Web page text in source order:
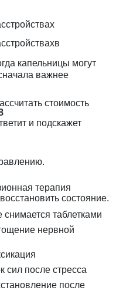
капельницы могут
важнее
стоимость
и подскажет
терапия
состояние.
таблетками
нервной
сил после стресса
после